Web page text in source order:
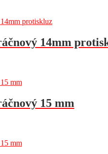
14mm
15 mm